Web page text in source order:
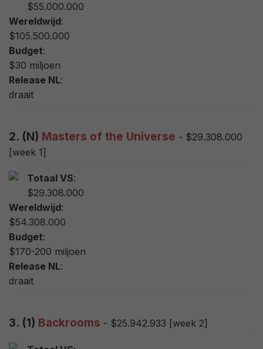
$55.000.000
Wereldwijd:
$105.500.000
Budget:
$30 miljoen
Release NL:
draait
2. (N) Masters of the Universe - $29.308.000
[week 1]
Totaal VS:
$29.308.000
Wereldwijd:
$54.308.000
Budget:
$170-200 miljoen
Release NL:
draait
3. (1) Backrooms - $25.942.933 [week 2]